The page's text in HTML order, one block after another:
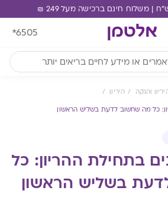
*6505
והנקה היריון
כל מה שחשוב לדעת בשליש הראשון
בתחילת ההריון: כל
בשליש הראשון